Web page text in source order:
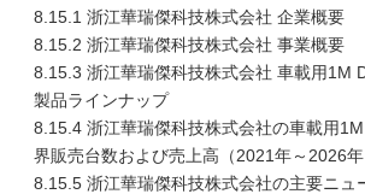
8.15.1 浙江華瑞傑科技株式会社 企業概要
8.15.2 浙江華瑞傑科技株式会社 事業概要
8.15.3 浙江華瑞傑科技株式会社 車載用1M
製品ラインナップ
8.15.4 浙江華瑞傑科技株式会社の車載用
界販売台数および売上高（2021年～2026年
8.15.5 浙江華瑞傑科技株式会社の主要ニュ